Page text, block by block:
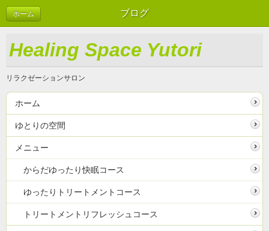
ブログ
ホーム
Healing Space Yutori
リラクゼーションサロン
ホーム
ゆとりの空間
メニュー
からだゆったり快眠コース
ゆったりトリートメントコース
トリートメントリフレッシュコース